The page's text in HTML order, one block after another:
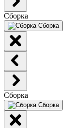
Сборка
Сборка
Сборка
Сборка